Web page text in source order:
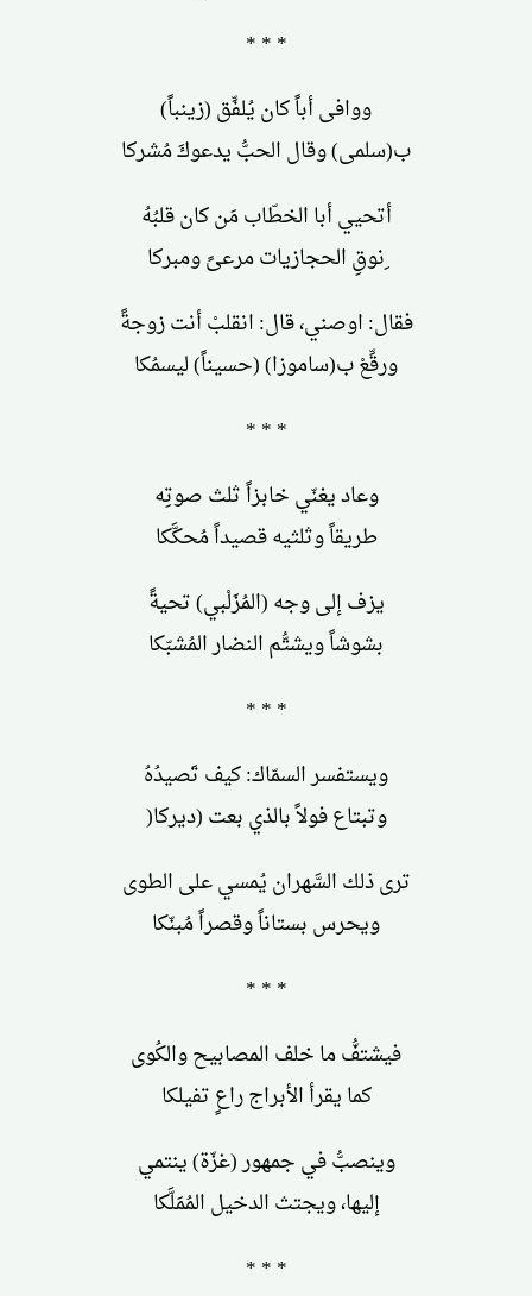
* * *
ووافى أباً كان يُلفِّق (زينباً)
ب(سلمى) وقال الحبُّ يدعوكَ مُشركا
أتحيي أبا الخطّاب مَن كان قلبُهُ
ِنوقِ الحجازيات مرعىً ومبركا
فقال: اوصني، قال: انقلبْ أنت زوجةً
ورقِّعْ ب(ساموزا) (حسيناً) ليسمُكا
* * *
وعاد يغنّي خابزاً ثلث صوتِه
طريقاً وثلثيه قصيداً مُحكَّكا
يزف إلى وجه (المُزَلْبي) تحيةً
بشوشاً ويشتُّم النضار المُشبّكا
* * *
ويستفسر السمّاك: كيف تَصيدُهُ
وتبتاع فولاً بالذي بعت (ديركا(
ترى ذلك السَّهران يُمسي على الطوى
ويحرس بستاناً وقصراً مُبنّكا
* * *
فيشتفُّ ما خلف المصابيح والكُوى
كما يقرأ الأبراج راعٍ تفيلكا
وينصبُّ في جمهور (غزّة) ينتمي
إليها، ويجتث الدخيل المُمَلَّكا
* * *